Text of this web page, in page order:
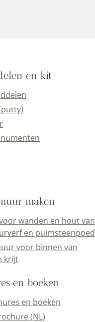
en kit
maken
wanden en hout van
en
voor binnen van
krijt
en boeken
en boeken
(NL)